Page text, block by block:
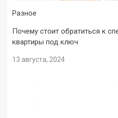
Разное
Почему стоит обратиться к
квартиры под ключ
13 августа, 2024